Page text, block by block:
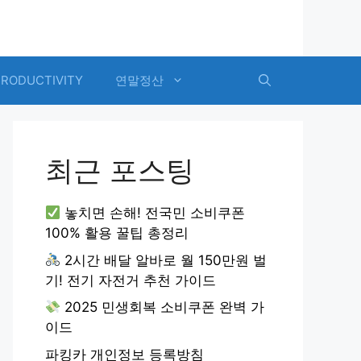
연말정산
최근 포스팅
놓치면 손해! 전국민 소비쿠폰
100% 활용 꿀팁 총정리
2시간 배달 알바로 월 150만원 벌
기! 전기 자전거 추천 가이드
2025 민생회복 소비쿠폰 완벽 가
이드
파킹카 개인정보 등록방침